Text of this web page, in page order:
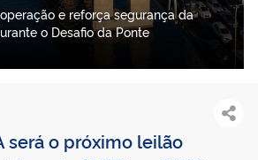
e reforça segurança da
o Desafio da Ponte
será o próximo leilão